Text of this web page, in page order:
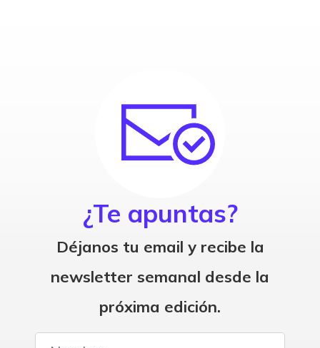
¿Te apuntas?
Déjanos tu email y recibe la
newsletter semanal desde la
próxima edición.